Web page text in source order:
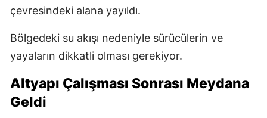
çevresindeki alana yayıldı.
Bölgedeki su akışı nedeniyle sürücülerin ve
yayaların dikkatli olması gerekiyor.
Altyapı Çalışması Sonrası Meydana
Geldi